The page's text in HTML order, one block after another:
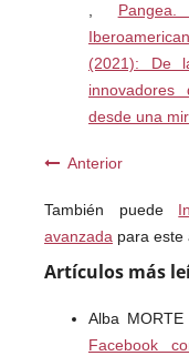
(2021): De
innovadores
desde una
Anterior
También puede
avanzadapara este
Artículos más
Alba MORTE
Facebook